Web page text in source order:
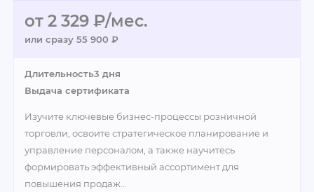
от 2 329 ₽/мес.
или сразу 55 900 ₽
Длительность3 дня
Выдача сертификата
Изучите ключевые бизнес-процессы розничной
торговли, освоите стратегическое планирование и
управление персоналом, а также научитесь
формировать эффективный ассортимент для
повышения продаж…